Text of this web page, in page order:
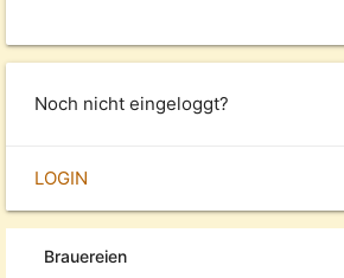
Noch nicht eingeloggt?
LOGIN
Brauereien